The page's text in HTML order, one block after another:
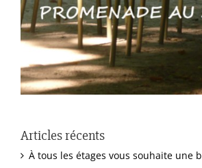
Articles récents
À tous les étages vous souhaite une